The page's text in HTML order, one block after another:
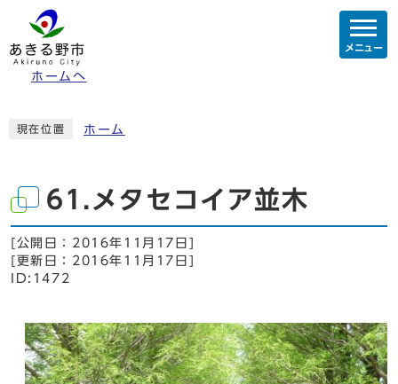
ホームへ
メニュー
現在位置 ホーム
61.メタセコイア並木
[公開日： 2016年11月17日
[更新日： 2016年11月17日
ID:1472